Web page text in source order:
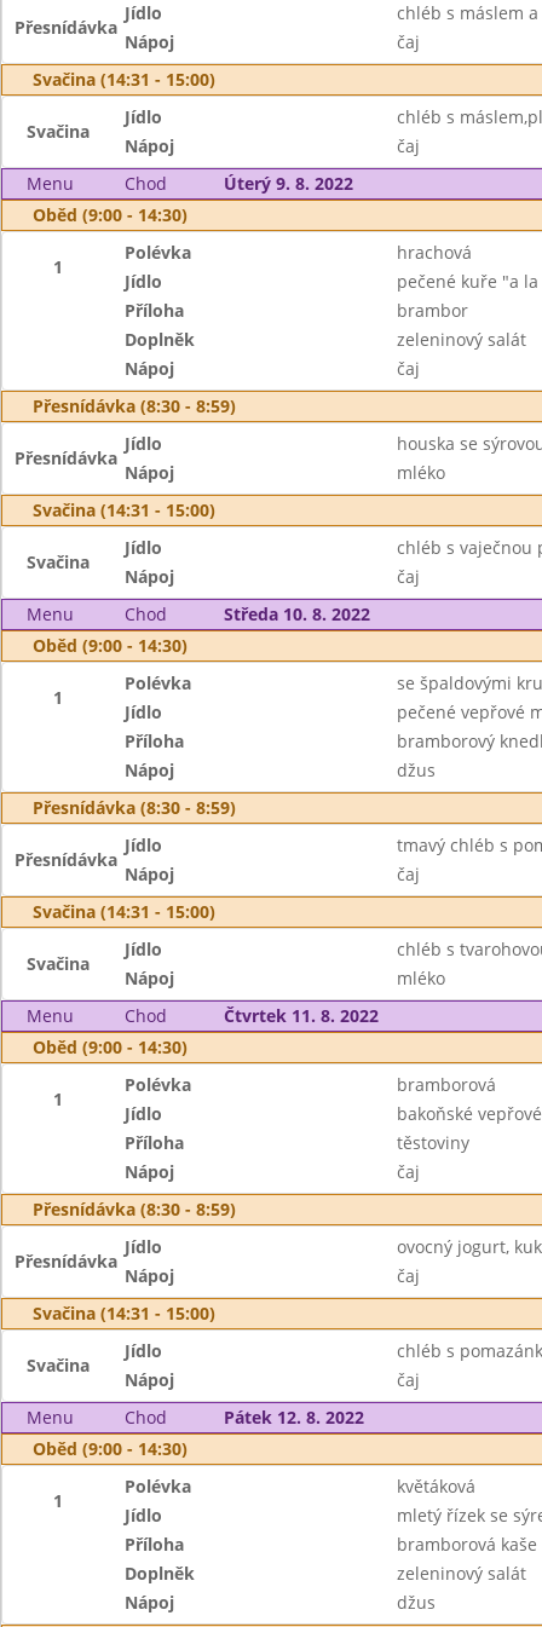
Přesnídávka
Jídlo
chléb s máslem
Nápoj
čaj
Svačina (14:31 - 15:00)
Svačina
Jídlo
chléb s
Nápoj
čaj
Menu
Chod
Úterý 9. 8. 2022
Oběd (9:00 - 14:30)
1
Polévka
hrachová
Jídlo
pečené kuře "a
Příloha
brambor
Doplněk
zeleninový salát
Nápoj
čaj
Přesnídávka (8:30 - 8:59)
Přesnídávka
Jídlo
houska se
Nápoj
mléko
Svačina (14:31 - 15:00)
Svačina
Jídlo
chléb s vaječnou
Nápoj
čaj
Menu
Chod
Středa 10. 8. 2022
Oběd (9:00 - 14:30)
1
Polévka
se špaldovými
Jídlo
pečené vepřové
Příloha
bramborový
Nápoj
džus
Přesnídávka (8:30 - 8:59)
Přesnídávka
Jídlo
tmavý chléb s
Nápoj
čaj
Svačina (14:31 - 15:00)
Svačina
Jídlo
chléb s
Nápoj
mléko
Menu
Chod
Čtvrtek 11. 8. 2022
Oběd (9:00 - 14:30)
1
Polévka
bramborová
Jídlo
bakoňské
Příloha
těstoviny
Nápoj
čaj
Přesnídávka (8:30 - 8:59)
Přesnídávka
Jídlo
ovocný jogurt,
Nápoj
čaj
Svačina (14:31 - 15:00)
Svačina
Jídlo
chléb s
Nápoj
čaj
Menu
Chod
Pátek 12. 8. 2022
Oběd (9:00 - 14:30)
1
Polévka
květáková
Jídlo
mletý řízek se
Příloha
bramborová kaše
Doplněk
zeleninový salát
Nápoj
džus